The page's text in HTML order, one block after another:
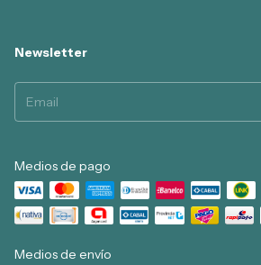
Newsletter
Medios de pago
Medios de envío